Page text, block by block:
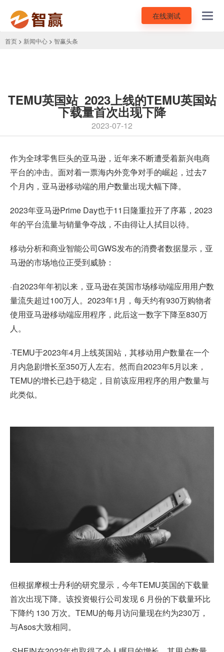
在线测试
首页 > 新闻中心 > 智赢头条
TEMU英国站_2023上线的TEMU英国站
下载量首次出现下降
2023-07-12
作为全球零售巨头的亚马逊，近年来不断遭受着新兴电商
平台的冲击。面对着一票海内外竞争对手的崛起，过去7
个月内，亚马逊移动端的用户数量出现大幅下降。
2023年亚马逊Prime Day也于11日隆重拉开了序幕，2023
年的平台流量与销量争夺战，不由得让人拭目以待。
移动分析和商业智能公司GWS发布的消费者数据显示，亚
马逊的市场地位正受到威胁：
·自2023年年初以来，亚马逊在英国市场移动端应用用户数
量流失超过100万人。2023年1月，每天约有930万购物者
使用亚马逊移动端应用程序，此后这一数字下降至830万
人。
·TEMU于2023年4月上线英国站，其移动用户数量在一个
月内急剧增长至350万人左右。然而自2023年5月以来，
TEMU的增长已趋于稳定，目前该应用程序的用户数量与
此类似。
但根据摩根士丹利的研究显示，今年TEMU英国的下载量
首次出现下降。该投资银行公司发现 6 月份的下载量环比
下降约 130 万次。TEMU的每月访问量现在约为230万，
与Asos大致相同。